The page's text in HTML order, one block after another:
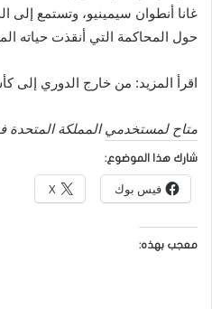
غانا أنطوان سيمينيو، وتستمع إلى
حول المحاكمة التي أنقذت حياته
اقرأ المزيد: من خارج الدوري إلى
متاح لمستخدمي المملكة المتحدة
شارك هذا الموضوع:
فيس بوك X
معجب بهذه: